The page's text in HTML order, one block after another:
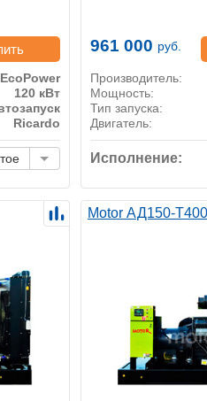
EcoPower
120 кВт
Ricardo
961 000 руб.
Производитель:
Мощность:
Тип запуска:
Двигатель:
Исполнение:
Motor АД150-